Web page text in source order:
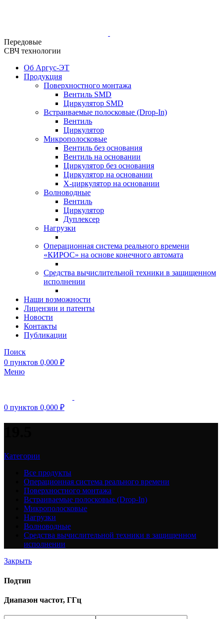
Передовые
СВЧ технологии
Об Аргус-ЭТ
Продукция
Поверхностного монтажа
Вентиль SMD
Циркулятор SMD
Встраиваемые полосковые (Drop-In)
Вентиль
Циркулятор
Микрополосковые
Вентиль без основания
Вентиль на основании
Циркулятор без основания
Циркулятор на основании
Х-циркулятор на основании
Волноводные
Вентиль
Циркулятор
Дуплексер
Нагрузки
Операционная система реального времени
«КИРОС» на основе конечного автомата
Средства вычислительной техники в защищенном
исполнении
Наши возможности
Лицензии и патенты
Новости
Контакты
Публикации
Поиск
0 пунктов 0,000 ₽
Меню
0 пунктов 0,000 ₽
Категории
Все продукты
Операционная система реального времени
Поверхностного монтажа
Встраиваемые полосковые (Drop-In)
Микрополосковые
Нагрузки
Волноводные
Средства вычислительной техники в защищенном
исполнении
Закрыть
Подтип
Диапазон частот, ГГц